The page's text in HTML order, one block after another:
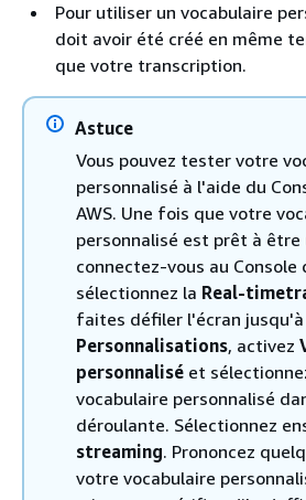
Pour utiliser un vocabulaire
doit avoir été créé en même
que votre transcription.
Astuce
Vous pouvez tester votre
personnalisé à l'aide du
AWS. Une fois que votre
personnalisé est prêt à être
connectez-vous au Console
sélectionnez la Real-
faites défiler l'écran jusqu'à
Personnalisations, activez
personnalisé et
vocabulaire personnalisé
déroulante. Sélectionnez
streaming. Prononcez
votre vocabulaire